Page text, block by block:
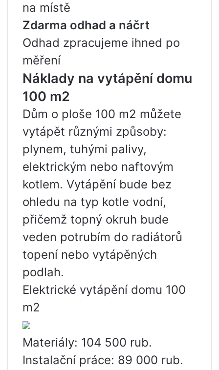
na místě
Zdarma odhad a náčrt
Odhad zpracujeme ihned po
měření
Náklady na vytápění domu
100 m2
Dům o ploše 100 m2 můžete
vytápět různými způsoby:
plynem, tuhými palivy,
elektrickým nebo naftovým
kotlem. Vytápění bude bez
ohledu na typ kotle vodní,
přičemž topný okruh bude
veden potrubím do radiátorů
topení nebo vytápěných
podlah.
Elektrické vytápění domu 100
m2
Materiály: 104 500 rub.
Instalační práce: 89 000 rub.